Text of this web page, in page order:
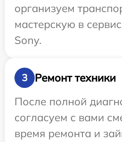
организуем
мастерскую в
Sony.
3
Ремонт техники
После полной
согласуем с вами
время ремонта и